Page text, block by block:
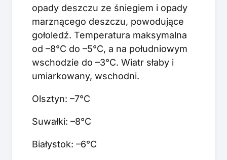
opady deszczu ze śniegiem i opady
marznącego deszczu, powodujące
gołoledź. Temperatura maksymalna
od –8°C do –5°C, a na południowym
wschodzie do –3°C. Wiatr słaby i
umiarkowany, wschodni.
Olsztyn: –7°C
Suwałki: –8°C
Białystok: –6°C